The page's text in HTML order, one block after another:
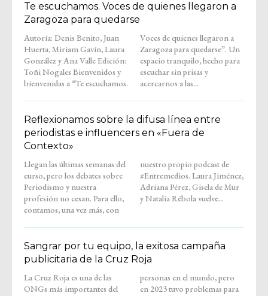
Te escuchamos. Voces de quienes llegaron a
Zaragoza para quedarse
Autoría: Denis Benito, Juan
Huerta, Miriam Gavín, Laura
González y Ana Valle Edición:
Toñi Nogales Bienvenidos y
bienvenidas a “Te escuchamos.
Voces de quienes llegaron a
Zaragoza para quedarse”. Un
espacio tranquilo, hecho para
escuchar sin prisas y
acercarnos a las...
Reflexionamos sobre la difusa línea entre
periodistas e influencers en «Fuera de
Contexto»
Llegan las últimas semanas del
curso, pero los debates sobre
Periodismo y nuestra
profesión no cesan. Para ello,
contamos, una vez más, con
nuestro propio podcast de
#Entremedios. Laura Jiménez,
Adriana Pérez, Gisela de Mur
y Natalia Rébola vuelve...
Sangrar por tu equipo, la exitosa campaña
publicitaria de la Cruz Roja
La Cruz Roja es una de las
ONGs más importantes del
personas en el mundo, pero
en 2023 tuvo problemas para